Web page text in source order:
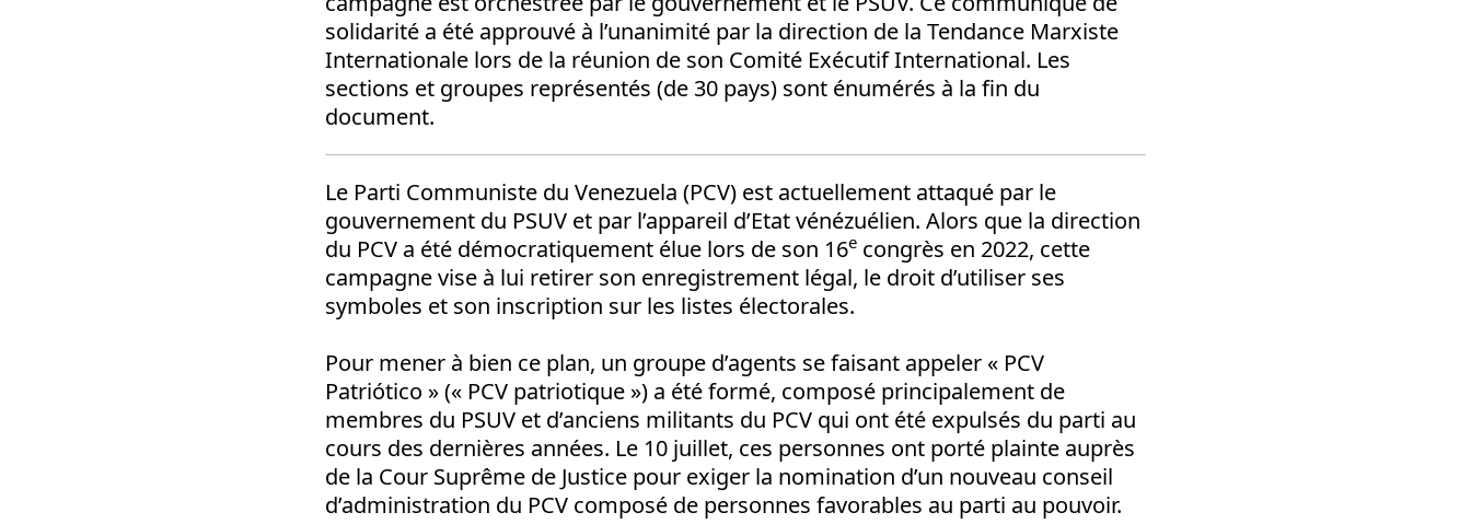
solidarité a été approuvé à l’unanimité par la direction de la Tendance Marxiste
Internationale lors de la réunion de son Comité Exécutif International. Les
sections et groupes représentés (de 30 pays) sont énumérés à la fin du
document.
Le Parti Communiste du Venezuela (PCV) est actuellement attaqué par le
gouvernement du PSUV et par l’appareil d’Etat vénézuélien. Alors que la direction
du PCV a été démocratiquement élue lors de son 16e congrès en 2022, cette
campagne vise à lui retirer son enregistrement légal, le droit d’utiliser ses
symboles et son inscription sur les listes électorales.
Pour mener à bien ce plan, un groupe d’agents se faisant appeler « PCV
Patriótico » (« PCV patriotique ») a été formé, composé principalement de
membres du PSUV et d’anciens militants du PCV qui ont été expulsés du parti au
cours des dernières années. Le 10 juillet, ces personnes ont porté plainte auprès
de la Cour Suprême de Justice pour exiger la nomination d’un nouveau conseil
d’administration du PCV composé de personnes favorables au parti au pouvoir.